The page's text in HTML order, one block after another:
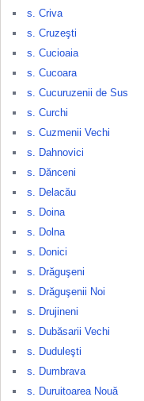
s. Criva
s. Cruzeşti
s. Cucioaia
s. Cucoara
s. Cucuruzenii de Sus
s. Curchi
s. Cuzmenii Vechi
s. Dahnovici
s. Dănceni
s. Delacău
s. Doina
s. Dolna
s. Donici
s. Drăguşeni
s. Drăguşenii Noi
s. Drujineni
s. Dubăsarii Vechi
s. Duduleşti
s. Dumbrava
s. Duruitoarea Nouă